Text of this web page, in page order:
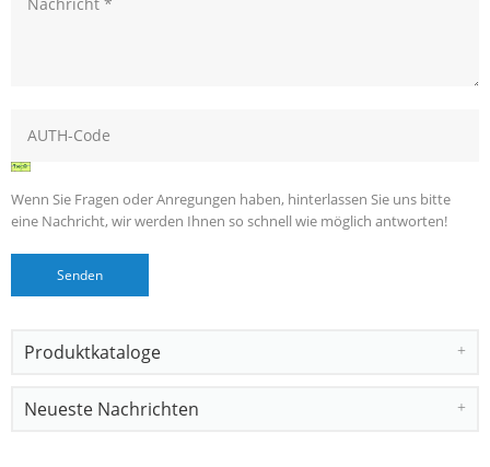
Wenn Sie Fragen oder Anregungen haben, hinterlassen Sie uns bitte
eine Nachricht, wir werden Ihnen so schnell wie möglich antworten!
Produktkataloge
Neueste Nachrichten